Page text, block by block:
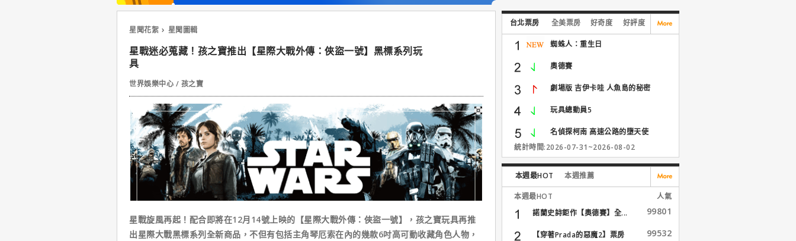
星聞花絮 星聞圖輯
星戰迷必蒐藏！孩之寶推出【星際大戰外傳：俠盜一號】黑標系列玩
具
世界娛樂中心 / 孩之寶
星戰旋風再起！配合即將在12月14號上映的【星際大戰外傳：俠盜一號】，孩之寶玩具再推
出星際大戰黑標系列全新商品，不但有包括主角琴厄索在內的幾款6吋高可動收藏角色人物，
台北票房 全美票房 好奇度 好評度
蜘蛛人：重生日
奧德賽
劇場版 吉伊卡哇 人魚島的秘密
玩具總動員5
名偵探柯南 高速公路的墮天使
統計時間:2026-07-31~2026-08-02
本週最HOT 本週推薦
本週最HOT
人氣
諾蘭史詩鉅作【奧德賽】全...
99801
【穿著Prada的惡魔2】票房
99532